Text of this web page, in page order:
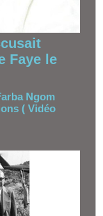
Faye le
Ngom
( Vidéo